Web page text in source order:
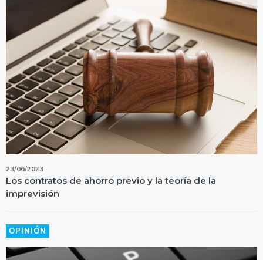
23/06/2023
Los contratos de ahorro previo y la teoría de la
imprevisión
OPINIÓN